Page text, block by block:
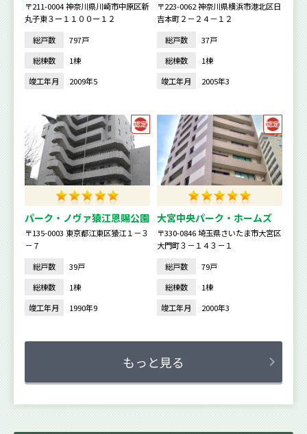
〒211-0004 神奈川県川崎市中原区新
丸子東３ー１１００ー１２
総戸数
797戸
総棟数
1棟
竣工年月
2009年5
〒223-0062 神奈川県横浜市港北区日
吉本町２－２４－１２
総戸数
37戸
総棟数
1棟
竣工年月
2005年3
パーク・ノヴァ猿江恩賜公園
〒135-0003 東京都江東区猿江１－３
－７
総戸数
39戸
総棟数
1棟
竣工年月
1990年9
大宮中央パーク・ホームズ
〒330-0846 埼玉県さいたま市大宮区
大門町３－１４３－１
総戸数
79戸
総棟数
1棟
竣工年月
2000年3
もっと見る